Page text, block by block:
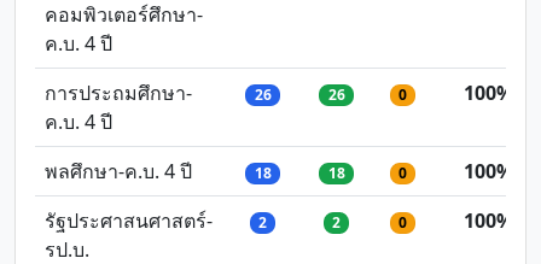
คอมพิวเตอร์ศึกษา-
ค.บ. 4 ปี
การประถมศึกษา-
ค.บ. 4 ปี
26 26 0 100%
พลศึกษา-ค.บ. 4 ปี 18 18 0
100%
รัฐประศาสนศาสตร์-
รป.บ.
2 2 0 100%